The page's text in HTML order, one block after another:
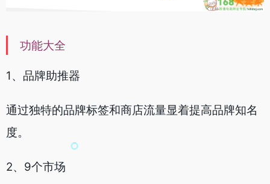
功能大全
1、品牌助推器
通过独特的品牌标签和商店流量显着提高品牌知名
度。
2、9个市场